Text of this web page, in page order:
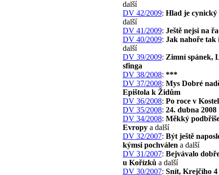
další
DV 42/2009: Hlad je
další
DV 41/2009: Ještě nejsi na
DV 40/2009: Jak nahoře tak
další
DV 39/2009: Zimní spánek,
sfinga
DV 38/2008: ***
DV 37/2008: Mys Dobré
Epištola k Židům
DV 36/2008: Po roce v
DV 35/2008: 24. dubna 2008
DV 34/2008: Měkký
Evropy a další
DV 32/2007: Být ještě
kýmsi pochválen a další
DV 31/2007: Bejvávalo
u Kořízků a další
DV 30/2007: Snít, Krejčího 4